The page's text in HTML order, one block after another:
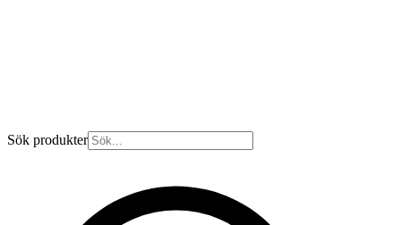
Sök produkter